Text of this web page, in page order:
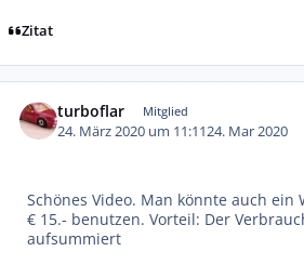
Zitat
turboflar Mitglied
24. März 2020 um 11:1124. Mar 2020
Schönes Video. Man könnte auch
€ 15.- benutzen. Vorteil: Der
aufsummiert